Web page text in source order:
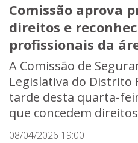
Comissão aprova
direitos e
profissionais da
A Comissão de
Legislativa do Distrito
tarde desta quarta-
que concedem
08/04/2026 19:00